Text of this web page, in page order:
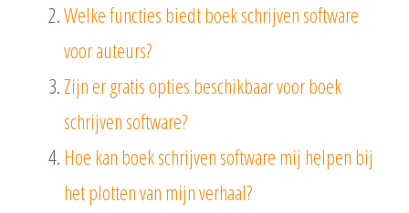
Welke functies biedt boek schrijven software
voor auteurs?
Zijn er gratis opties beschikbaar voor boek
schrijven software?
Hoe kan boek schrijven software mij helpen bij
het plotten van mijn verhaal?